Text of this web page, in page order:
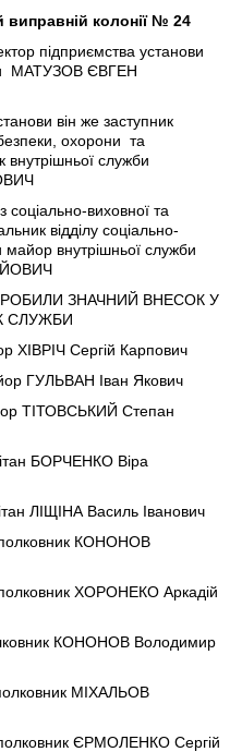
виправній колонії № 24
підприємства установи
МАТУЗОВ ЄВГЕН
він же заступник
охорони та
внутрішньої служби
соціально-виховної та
відділу соціально-
майор внутрішньої служби
ЗНАЧНИЙ ВНЕСОК У
СЛУЖБИ
ХІВРІЧ Сергій Карпович
ГУЛЬВАН Іван Якович
ТІТОВСЬКИЙ Степан
БОРЧЕНКО Віра
ЛІЩІНА Василь Іванович
КОНОНОВ
ХОРОНЕКО Аркадій
КОНОНОВ Володимир
МІХАЛЬОВ
ЄРМОЛЕНКО Сергій